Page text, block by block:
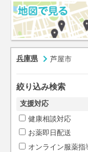
兵庫県 芦屋市
絞り込み検索
支援対応
健康相談対応
お薬即日配送
オンライン服薬指